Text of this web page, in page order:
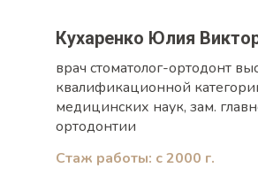
Кухаренко Юлия
врач стоматолог-ортодонт
квалификационной
медицинских наук, зам.
ортодонтии
Стаж работы: с 2000 г.